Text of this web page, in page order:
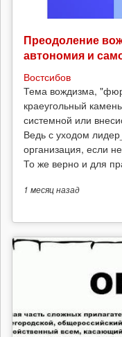
Преодоление
автономия и
Востсибов
Тема вождизма,
краеугольный
системной или
Ведь с уходом
организация, если
То же верно и для
1 месяцназад